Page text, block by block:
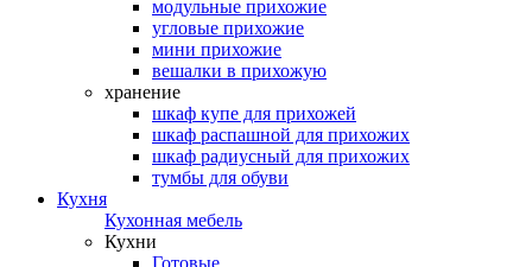
модульные прихожие
угловые прихожие
мини прихожие
вешалки в прихожую
хранение
шкаф купе для прихожей
шкаф распашной для прихожих
шкаф радиусный для прихожих
тумбы для обуви
Кухня
Кухонная мебель
Кухни
Готовые